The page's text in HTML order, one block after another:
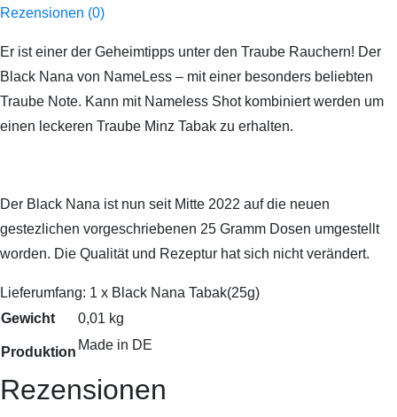
Rezensionen (0)
Er ist einer der Geheimtipps unter den Traube Rauchern! Der
Black Nana von NameLess – mit einer besonders beliebten
Traube Note. Kann mit Nameless Shot kombiniert werden um
einen leckeren Traube Minz Tabak zu erhalten.
Der Black Nana ist nun seit Mitte 2022 auf die neuen
gestezlichen vorgeschriebenen 25 Gramm Dosen umgestellt
worden. Die Qualität und Rezeptur hat sich nicht verändert.
Lieferumfang: 1 x Black Nana Tabak(25g)
Gewicht
0,01 kg
Produktion Made in DE
Rezensionen